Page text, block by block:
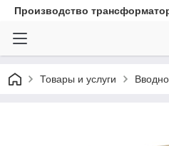
Производство
Товары и услуги